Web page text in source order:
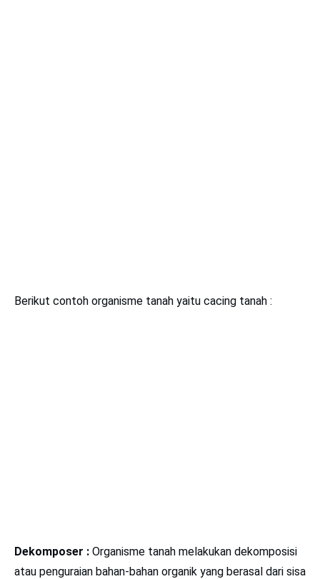
Berikut contoh organisme tanah yaitu cacing tanah :
Dekomposer : Organisme tanah melakukan dekomposisi
atau penguraian bahan-bahan organik yang berasal dari sisa